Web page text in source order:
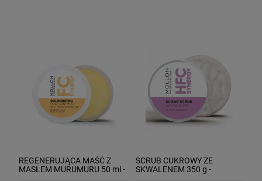
REGENERUJĄCA MAŚĆ Z
MASŁEM MURUMURU 50 ml -
SCRUB CUKROWY ZE
SKWALENEM 350 g -